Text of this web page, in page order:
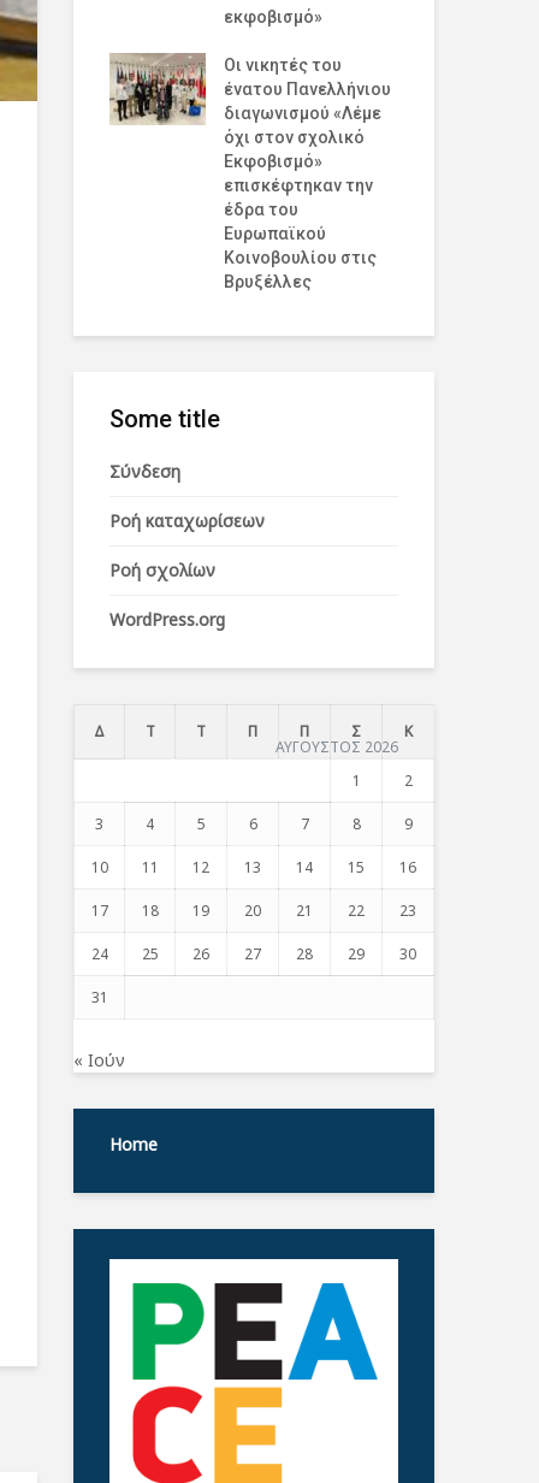
και
εκφοβισμό»
Οι νικητές του
ένατου Πανελλήνιου
διαγωνισμού «Λέμε
όχι στον σχολικό
Εκφοβισμό»
επισκέφτηκαν την
έδρα του
Ευρωπαϊκού
Κοινοβουλίου στις
Βρυξέλλες
Some title
Σύνδεση
Ροή καταχωρίσεων
Ροή σχολίων
WordPress.org
ΑΥΓΟΥΣΤΟΣ 2026
Δ Τ Τ Π Π Σ Κ
1 2
3 4 5 6 7 8 9
10 11 12 13 14 15 16
17 18 19 20 21 22 23
24 25 26 27 28 29 30
31
« Ιούν
Home